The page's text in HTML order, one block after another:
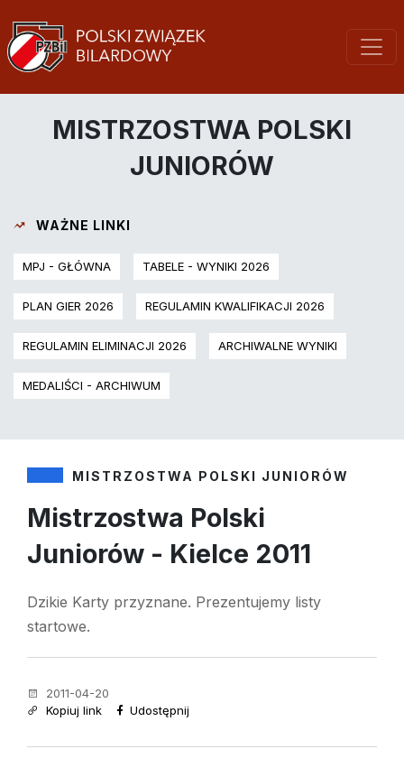
MISTRZOSTWA POLSKI
JUNIORÓW
WAŻNE LINKI
MPJ - GŁÓWNA TABELE - WYNIKI 2026
PLAN GIER 2026 REGULAMIN KWALIFIKACJI 2026
REGULAMIN ELIMINACJI 2026 ARCHIWALNE WYNIKI
MEDALIŚCI - ARCHIWUM
MISTRZOSTWA POLSKI JUNIORÓW
Mistrzostwa Polski
Juniorów - Kielce 2011
Dzikie Karty przyznane. Prezentujemy listy
startowe.
2011-04-20
Kopiuj link
Udostępnij